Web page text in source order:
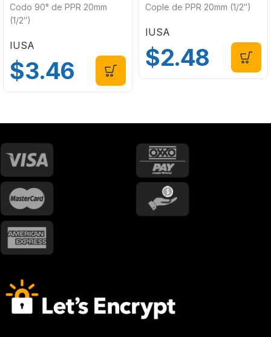
Codo 90° de PPR 20mm
(1/2″)
IUSA
$3.46
Cople de PPR 20mm (1/2″)
IUSA
$2.48